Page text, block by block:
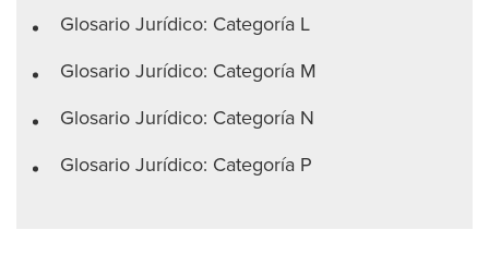
Glosario Jurídico: Categoría L
Glosario Jurídico: Categoría M
Glosario Jurídico: Categoría N
Glosario Jurídico: Categoría P